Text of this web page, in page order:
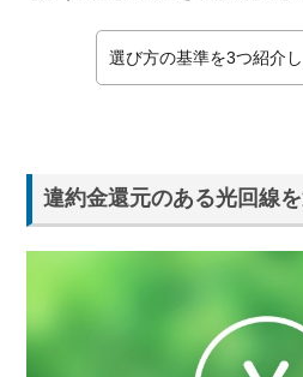
選び方の基準を3つ紹介し
違約金還元のある光回線